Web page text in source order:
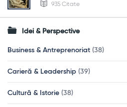
935 Citate
Idei & Perspective
Business & Antreprenoriat (38)
Carieră & Leadership (39)
Cultură & Istorie (38)